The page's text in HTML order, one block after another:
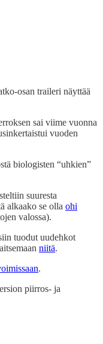
osan traileri näyttää
sai viime vuonna
vuoden
biologisten “uhkien”
suuresta
alkaako se olla ohi
valossa).
tuodut uudehkot
niitä.
.
piirros- ja